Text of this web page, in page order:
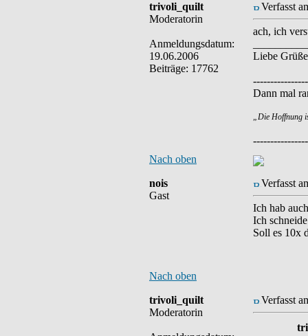
trivoli_quilt
Moderatorin
Anmeldungsdatum:
19.06.2006
Beiträge: 17762
Verfasst
ach, ich
Liebe
Dann mal
„Die Hoffnung
Nach oben
nois
Gast
Verfasst
Ich hab
Ich
Soll es 10x
Nach oben
trivoli_quilt
Moderatorin
Verfasst